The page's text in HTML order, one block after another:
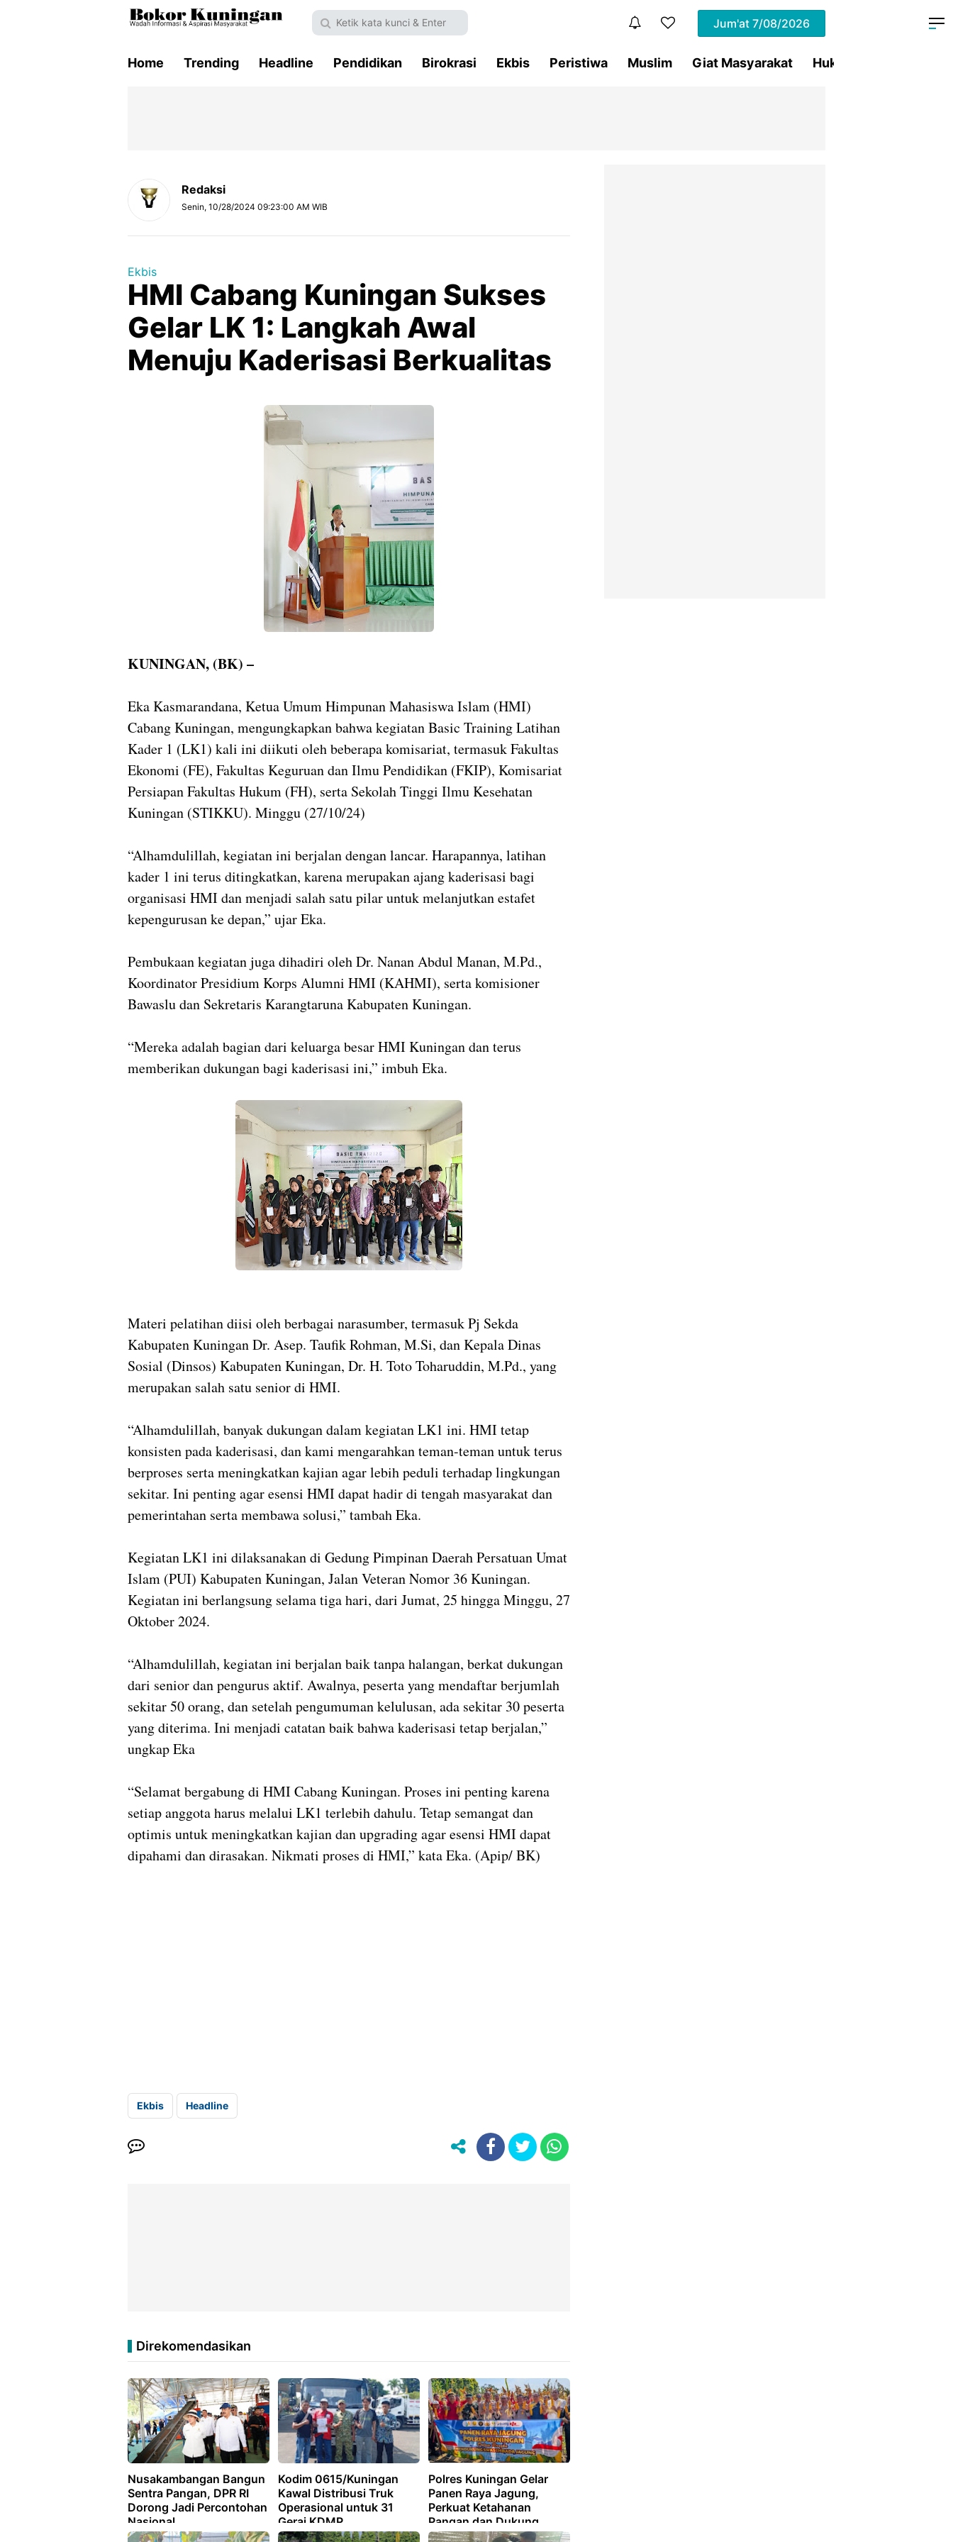
Jum'at 7/08/2026
Home Trending Headline Pendidikan Birokrasi Ekbis Peristiwa Muslim Giat Masyarakat Hukum
Redaksi
Senin, 10/28/2024 09:23:00 AM WIB
Ekbis
HMI Cabang Kuningan Sukses
Gelar LK 1: Langkah Awal
Menuju Kaderisasi Berkualitas
KUNINGAN, (BK) –
Eka Kasmarandana, Ketua Umum Himpunan Mahasiswa Islam (HMI)
Cabang Kuningan, mengungkapkan bahwa kegiatan Basic Training Latihan
Kader 1 (LK1) kali ini diikuti oleh beberapa komisariat, termasuk Fakultas
Ekonomi (FE), Fakultas Keguruan dan Ilmu Pendidikan (FKIP), Komisariat
Persiapan Fakultas Hukum (FH), serta Sekolah Tinggi Ilmu Kesehatan
Kuningan (STIKKU). Minggu (27/10/24)
“Alhamdulillah, kegiatan ini berjalan dengan lancar. Harapannya, latihan
kader 1 ini terus ditingkatkan, karena merupakan ajang kaderisasi bagi
organisasi HMI dan menjadi salah satu pilar untuk melanjutkan estafet
kepengurusan ke depan,” ujar Eka.
Pembukaan kegiatan juga dihadiri oleh Dr. Nanan Abdul Manan, M.Pd.,
Koordinator Presidium Korps Alumni HMI (KAHMI), serta komisioner
Bawaslu dan Sekretaris Karangtaruna Kabupaten Kuningan.
“Mereka adalah bagian dari keluarga besar HMI Kuningan dan terus
memberikan dukungan bagi kaderisasi ini,” imbuh Eka.
Materi pelatihan diisi oleh berbagai narasumber, termasuk Pj Sekda
Kabupaten Kuningan Dr. Asep. Taufik Rohman, M.Si, dan Kepala Dinas
Sosial (Dinsos) Kabupaten Kuningan, Dr. H. Toto Toharuddin, M.Pd., yang
merupakan salah satu senior di HMI.
“Alhamdulillah, banyak dukungan dalam kegiatan LK1 ini. HMI tetap
konsisten pada kaderisasi, dan kami mengarahkan teman-teman untuk terus
berproses serta meningkatkan kajian agar lebih peduli terhadap lingkungan
sekitar. Ini penting agar esensi HMI dapat hadir di tengah masyarakat dan
pemerintahan serta membawa solusi,” tambah Eka.
Kegiatan LK1 ini dilaksanakan di Gedung Pimpinan Daerah Persatuan Umat
Islam (PUI) Kabupaten Kuningan, Jalan Veteran Nomor 36 Kuningan.
Kegiatan ini berlangsung selama tiga hari, dari Jumat, 25 hingga Minggu, 27
Oktober 2024.
“Alhamdulillah, kegiatan ini berjalan baik tanpa halangan, berkat dukungan
dari senior dan pengurus aktif. Awalnya, peserta yang mendaftar berjumlah
sekitar 50 orang, dan setelah pengumuman kelulusan, ada sekitar 30 peserta
yang diterima. Ini menjadi catatan baik bahwa kaderisasi tetap berjalan,”
ungkap Eka
“Selamat bergabung di HMI Cabang Kuningan. Proses ini penting karena
setiap anggota harus melalui LK1 terlebih dahulu. Tetap semangat dan
optimis untuk meningkatkan kajian dan upgrading agar esensi HMI dapat
dipahami dan dirasakan. Nikmati proses di HMI,” kata Eka. (Apip/ BK)
Ekbis Headline
Direkomendasikan
Nusakambangan Bangun
Sentra Pangan, DPR RI
Dorong Jadi Percontohan
Nasional
Kodim 0615/Kuningan
Kawal Distribusi Truk
Operasional untuk 31
Gerai KDMP
Polres Kuningan Gelar
Panen Raya Jagung,
Perkuat Ketahanan
Pangan dan Dukung
Swasembada Nasional